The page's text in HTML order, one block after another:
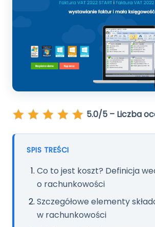
Pomoc
5.0/5 – Liczba
SPIS TREŚCI
Co to jest koszt? Definicja
o rachunkowości
Szczegółowe elementy
w rachunkowości